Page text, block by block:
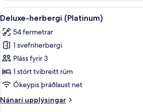
Swimout
(Platinum)
Skoða
allar
myndir
fyrir
Deluxe-
herbergi
(Platinum)
Ókeypis
9
Deluxe-herbergi (Platinum)
54 fermetrar
1 svefnherbergi
Pláss fyrir 3
1 stórt tvíbreitt rúm
Ókeypis þráðlaust net
Nánari upplýsingar
Nánari